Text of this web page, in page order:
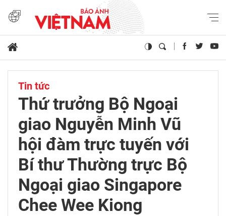
Tin tức
Thứ trưởng Bộ Ngoại
giao Nguyễn Minh Vũ
hội đàm trực tuyến với
Bí thư Thường trực Bộ
Ngoại giao Singapore
Chee Wee Kiong